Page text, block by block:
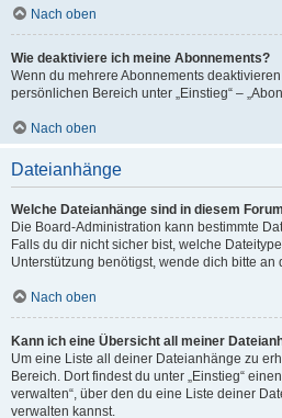
Nach oben
Wie deaktiviere ich meine Abonnements?
Wenn du mehrere Abonnements
persönlichen Bereich unter „Einstieg“ –
Nach oben
Dateianhänge
Welche Dateianhänge sind in diesem
Die Board-Administration kann bestimmte
Falls du dir nicht sicher bist, welche
Unterstützung benötigst, wende dich bitte an
Nach oben
Kann ich eine Übersicht all meiner
Um eine Liste all deiner Dateianhänge zu
Bereich. Dort findest du unter „Einstieg“
verwalten“, über den du eine Liste deiner
verwalten kannst.